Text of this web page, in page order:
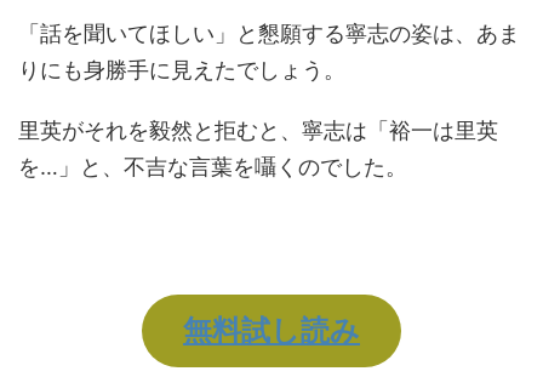
「話を聞いてほしい」と懇願する寧志の姿は、あま
りにも身勝手に見えたでしょう。
里英がそれを毅然と拒むと、寧志は「裕一は里英
を…」と、不吉な言葉を囁くのでした。
無料試し読み